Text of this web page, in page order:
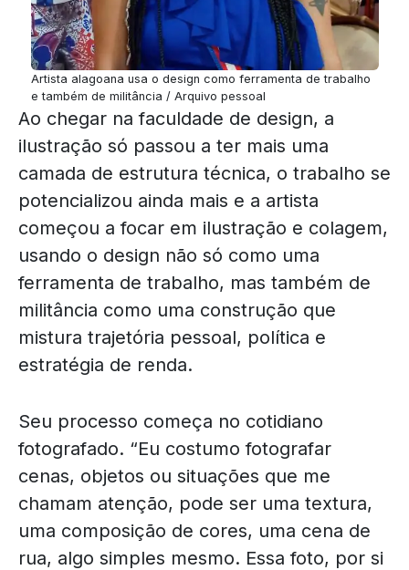
Artista alagoana usa o design como ferramenta de trabalho
e também de militância / Arquivo pessoal
Ao chegar na faculdade de design, a
ilustração só passou a ter mais uma
camada de estrutura técnica, o trabalho se
potencializou ainda mais e a artista
começou a focar em ilustração e colagem,
usando o design não só como uma
ferramenta de trabalho, mas também de
militância como uma construção que
mistura trajetória pessoal, política e
estratégia de renda.
Seu processo começa no cotidiano
fotografado. “Eu costumo fotografar
cenas, objetos ou situações que me
chamam atenção, pode ser uma textura,
uma composição de cores, uma cena de
rua, algo simples mesmo. Essa foto, por si